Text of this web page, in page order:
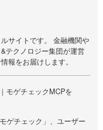
サイトです。 金融機関や
テクノロジー集団が運営
報をお届けします。
モゲチェックMCPを
ゲチェック」、ユーザー